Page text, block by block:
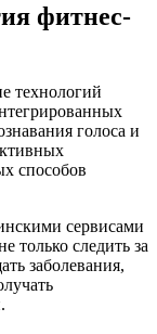
фитнес-
технологий
голоса и
способов
сервисами
только следить за
заболевания,